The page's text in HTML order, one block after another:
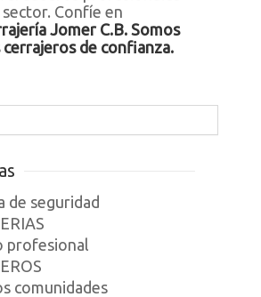
Confíe en
Jomer C.B. Somos
cerrajeros de confianza.
de seguridad
profesional
comunidades